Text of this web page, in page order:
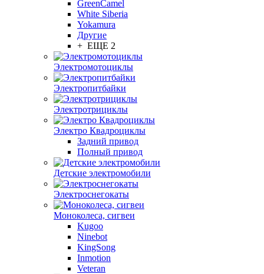
GreenCamel
White Siberia
Yokamura
Другие
+ ЕЩЕ 2
Электромотоциклы
Электропитбайки
Электротрициклы
Электро Квадроциклы
Задний привод
Полный привод
Детские электромобили
Электроснегокаты
Моноколеса, сигвеи
Kugoo
Ninebot
KingSong
Inmotion
Veteran